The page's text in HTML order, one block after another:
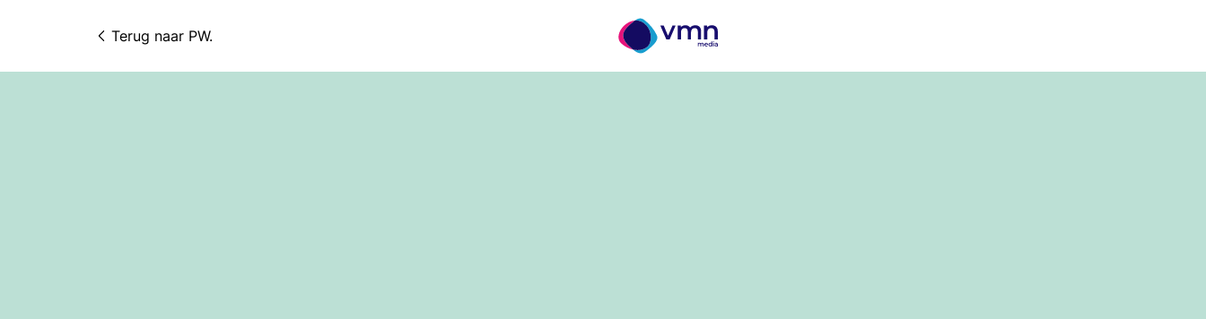
Terug naar PW.